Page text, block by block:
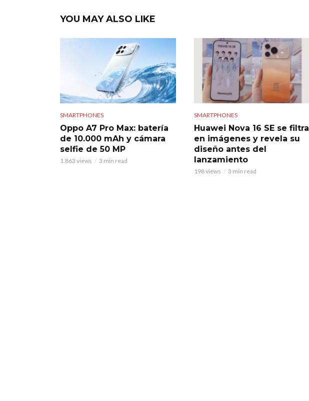
YOU MAY ALSO LIKE
SMARTPHONES
Oppo A7 Pro Max: batería
de 10.000 mAh y cámara
selfie de 50 MP
1.863 views 3 min read
SMARTPHONES
Huawei Nova 16 SE se filtra
en imágenes y revela su
diseño antes del
lanzamiento
198 views 3 min read